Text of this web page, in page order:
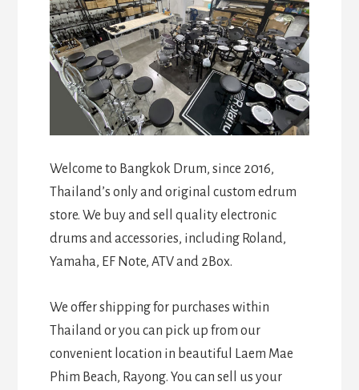
Welcome to Bangkok Drum, since 2016,
Thailand’s only and original custom edrum
store. We buy and sell quality electronic
drums and accessories, including Roland,
Yamaha, EF Note, ATV and 2Box.
We offer shipping for purchases within
Thailand or you can pick up from our
convenient location in beautiful Laem Mae
Phim Beach, Rayong. You can sell us your